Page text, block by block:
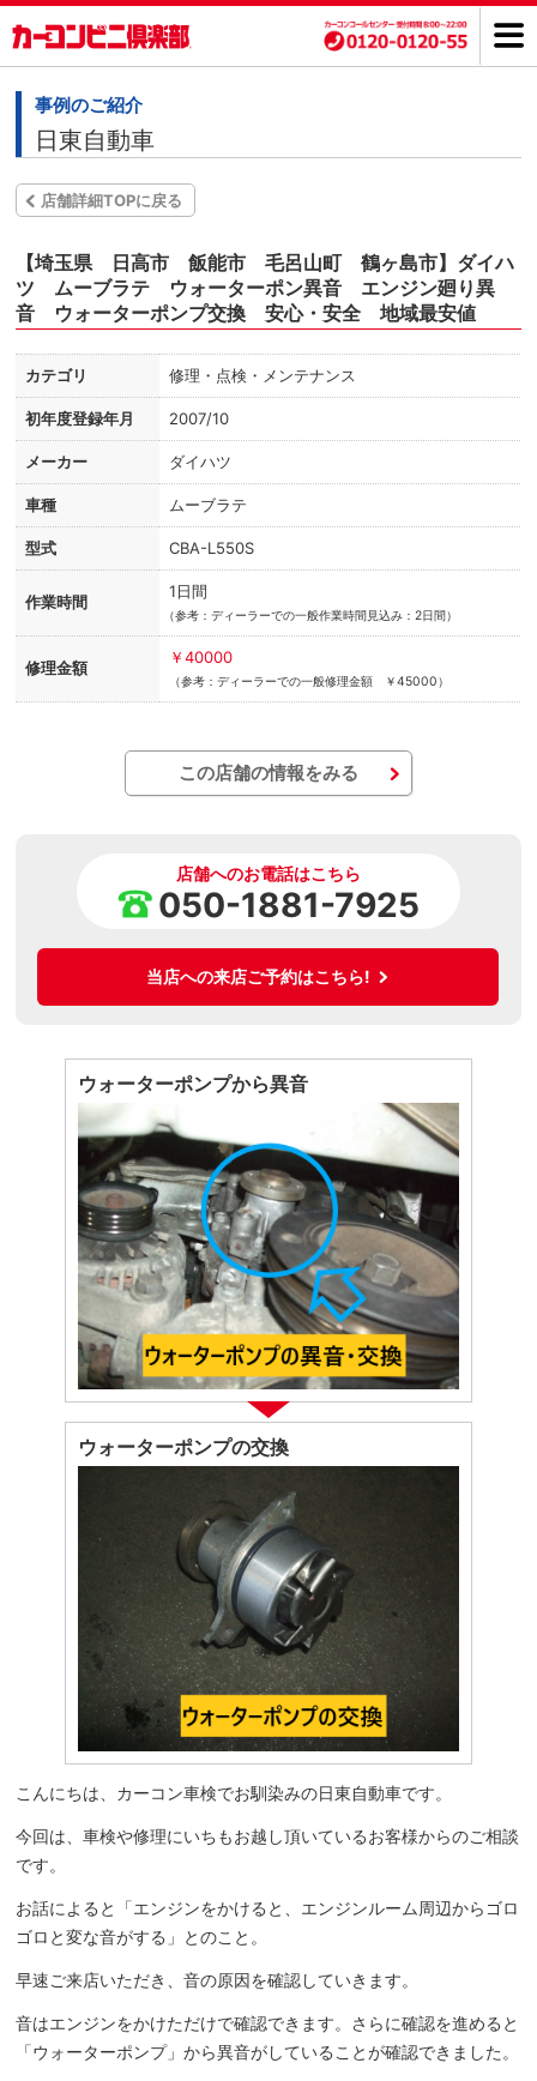
事例のご紹介
日東自動車
店舗詳細TOPに戻る
【埼玉県 日高市 飯能市 毛呂山町 鶴ヶ島市】ダイハ
ツ ムーブラテ ウォーターポン異音 エンジン廻り異
音 ウォーターポンプ交換 安心・安全 地域最安値
カテゴリ 修理・点検・メンテナンス
初年度登録年月 2007/10
メーカー ダイハツ
車種 ムーブラテ
型式 CBA-L550S
作業時間
1日間
（参考：ディーラーでの一般作業時間見込み：2日間）
修理金額
￥40000
（参考：ディーラーでの一般修理金額 ￥45000）
この店舗の情報をみる
店舗へのお電話はこちら
050-1881-7925
当店への来店ご予約はこちら!
ウォーターポンプから異音
ウォーターポンプの交換
こんにちは、カーコン車検でお馴染みの日東自動車です。
今回は、車検や修理にいちもお越し頂いているお客様からのご相談
です。
お話によると「エンジンをかけると、エンジンルーム周辺からゴロ
ゴロと変な音がする」とのこと。
早速ご来店いただき、音の原因を確認していきます。
音はエンジンをかけただけで確認できます。さらに確認を進めると
「ウォーターポンプ」から異音がしていることが確認できました。